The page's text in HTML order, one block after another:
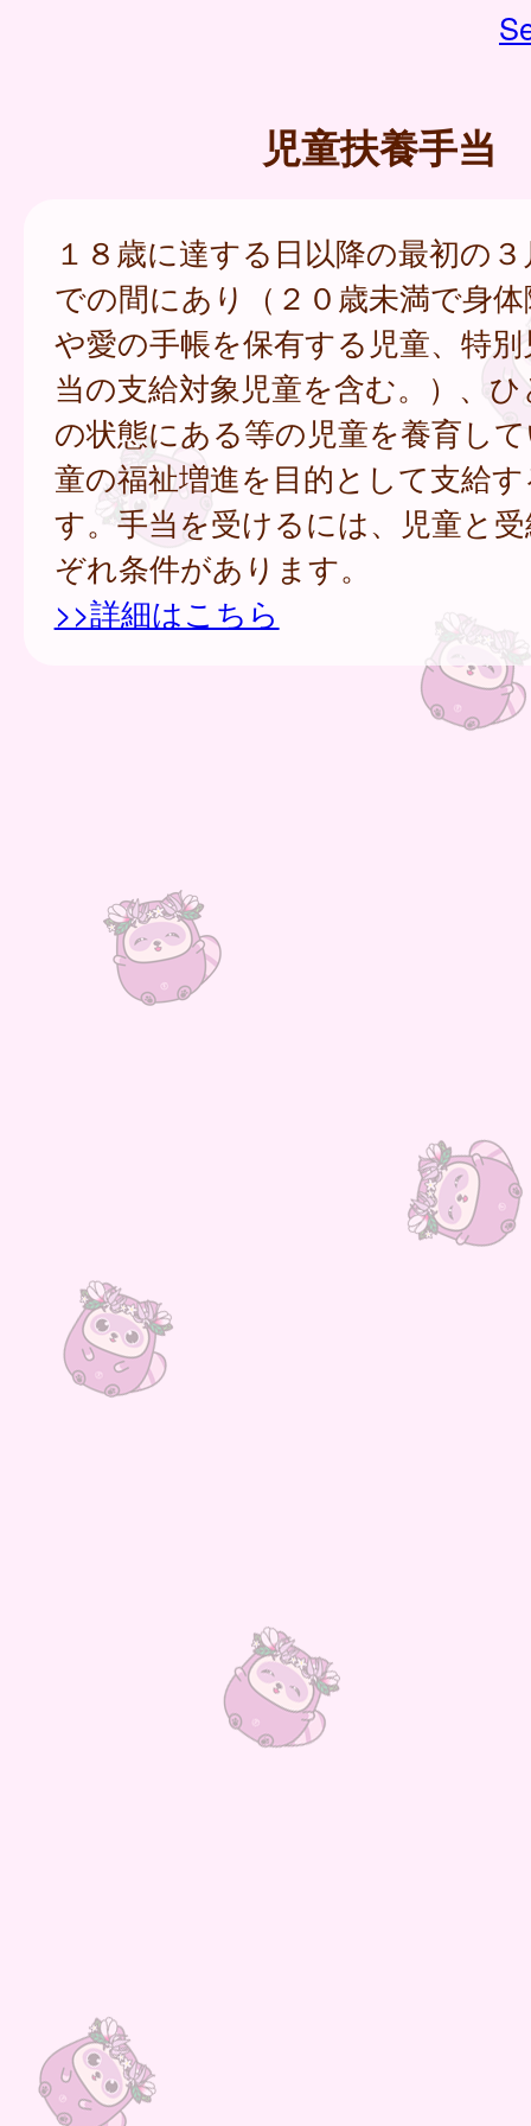
児童扶養手当
１８歳に達する日以降の最初の
での間にあり（２０歳未満で身
や愛の手帳を保有する児童、特
当の支給対象児童を含む。）、
の状態にある等の児童を養育し
童の福祉増進を目的として支給
す。手当を受けるには、児童と
ぞれ条件があります。
>>詳細はこちら